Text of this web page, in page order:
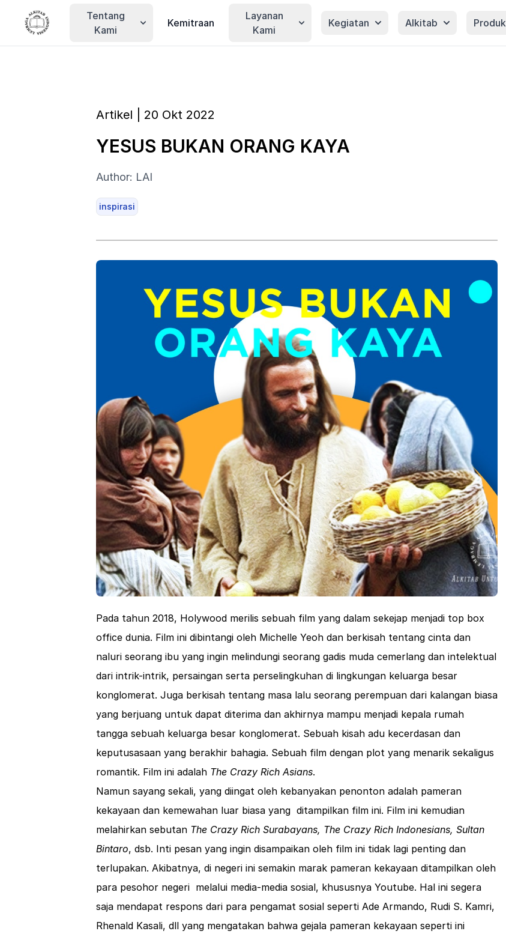
Tentang
Kami
Kemitraan
Layanan
Kami
Kegiatan Alkitab Produk
Artikel | 20 Okt 2022
YESUS BUKAN ORANG KAYA
Author: LAI
inspirasi
Pada tahun 2018, Holywood merilis sebuah film yang dalam sekejap menjadi top box
office dunia. Film ini dibintangi oleh Michelle Yeoh dan berkisah tentang cinta dan
naluri seorang ibu yang ingin melindungi seorang gadis muda cemerlang dan intelektual
dari intrik-intrik, persaingan serta perselingkuhan di lingkungan keluarga besar
konglomerat. Juga berkisah tentang masa lalu seorang perempuan dari kalangan biasa
yang berjuang untuk dapat diterima dan akhirnya mampu menjadi kepala rumah
tangga sebuah keluarga besar konglomerat. Sebuah kisah adu kecerdasan dan
keputusasaan yang berakhir bahagia. Sebuah film dengan plot yang menarik sekaligus
romantik. Film ini adalah The Crazy Rich Asians.
Namun sayang sekali, yang diingat oleh kebanyakan penonton adalah pameran
kekayaan dan kemewahan luar biasa yang ditampilkan film ini. Film ini kemudian
melahirkan sebutan The Crazy Rich Surabayans, The Crazy Rich Indonesians, Sultan
Bintaro, dsb. Inti pesan yang ingin disampaikan oleh film ini tidak lagi penting dan
terlupakan. Akibatnya, di negeri ini semakin marak pameran kekayaan ditampilkan oleh
para pesohor negeri melalui media-media sosial, khususnya Youtube. Hal ini segera
saja mendapat respons dari para pengamat sosial seperti Ade Armando, Rudi S. Kamri,
Rhenald Kasali, dll yang mengatakan bahwa gejala pameran kekayaan seperti ini